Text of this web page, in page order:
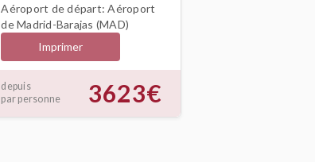
Aéroport de départ: Aéroport
de Madrid-Barajas (MAD)
Imprimer
depuis
par personne
3623€